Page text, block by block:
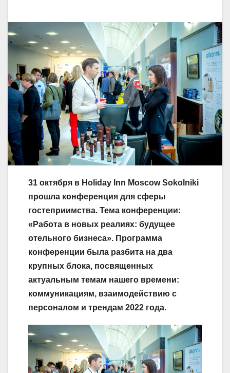
31 октября в Holiday Inn Moscow Sokolniki
прошла конференция для сферы
гостеприимства. Тема конференции:
«Работа в новых реалиях: будущее
отельного бизнеса». Программа
конференции была разбита на два
крупных блока, посвященных
актуальным темам нашего времени:
коммуникациям, взаимодействию с
персоналом и трендам 2022 года.